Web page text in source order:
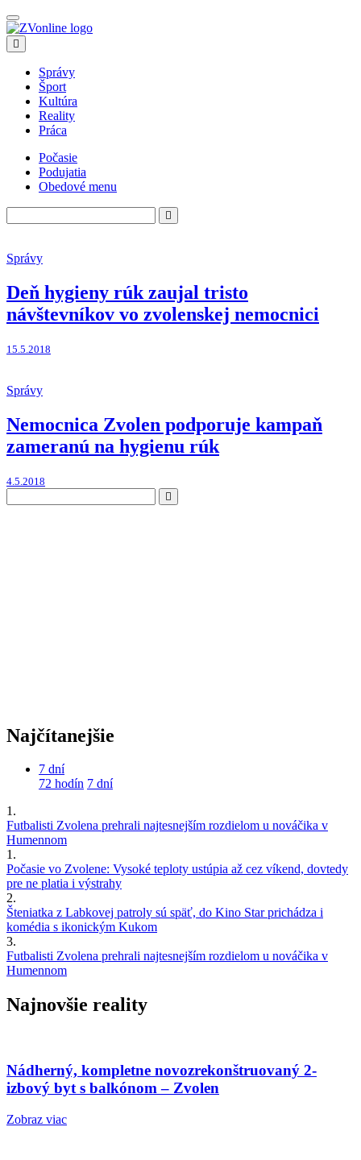
Správy
Šport
Kultúra
Reality
Práca
Počasie
Podujatia
Obedové menu
Správy
Deň hygieny rúk zaujal tristo
návštevníkov vo zvolenskej nemocnici
15.5.2018
Správy
Nemocnica Zvolen podporuje kampaň
zameranú na hygienu rúk
4.5.2018
Najčítanejšie
7 dní
72 hodín 7 dní
1.
Futbalisti Zvolena prehrali najtesnejším rozdielom u nováčika v
Humennom
1.
Počasie vo Zvolene: Vysoké teploty ustúpia až cez víkend, dovtedy
pre ne platia i výstrahy
2.
Šteniatka z Labkovej patroly sú späť, do Kino Star prichádza i
komédia s ikonickým Kukom
3.
Futbalisti Zvolena prehrali najtesnejším rozdielom u nováčika v
Humennom
Najnovšie reality
Nádherný, kompletne novozrekonštruovaný 2-
izbový byt s balkónom – Zvolen
Zobraz viac